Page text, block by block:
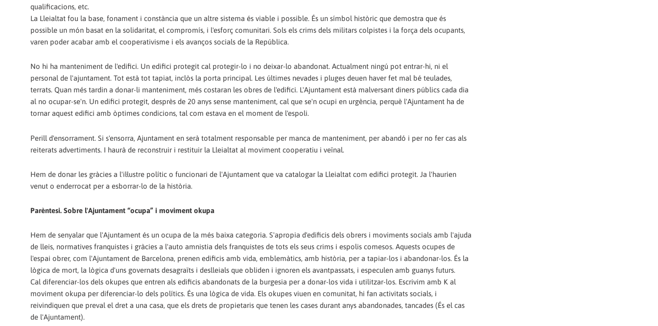
qualificacions, etc.
La Lleialtat fou la base, fonament i constància que un altre sistema és viable i possible. És un símbol històric que demostra que és
possible un món basat en la solidaritat, el compromís, i l'esforç comunitari. Sols els crims dels militars colpistes i la força dels ocupants,
varen poder acabar amb el cooperativisme i els avanços socials de la República.
No hi ha manteniment de l'edifici. Un edifici protegit cal protegir-lo i no deixar-lo abandonat. Actualment ningú pot entrar-hi, ni el
personal de l'ajuntament. Tot està tot tapiat, inclòs la porta principal. Les últimes nevades i pluges deuen haver fet mal bé teulades,
terrats. Quan més tardin a donar-li manteniment, més costaran les obres de l'edifici. L'Ajuntament està malversant diners públics cada dia
al no ocupar-se'n. Un edifici protegit, desprès de 20 anys sense manteniment, cal que se'n ocupi en urgència, perquè l'Ajuntament ha de
tornar aquest edifici amb òptimes condicions, tal com estava en el moment de l'espoli.
Perill d'ensorrament. Si s'ensorra, Ajuntament en serà totalment responsable per manca de manteniment, per abandó i per no fer cas als
reiterats advertiments. I haurà de reconstruir i restituir la Lleialtat al moviment cooperatiu i veïnal.
Hem de donar les gràcies a l'il·lustre polític o funcionari de l'Ajuntament que va catalogar la Lleialtat com edifici protegit. Ja l'haurien
venut o enderrocat per a esborrar-lo de la història.
Parèntesi. Sobre l'Ajuntament “ocupa” i moviment okupa
Hem de senyalar que l'Ajuntament és un ocupa de la més baixa categoria. S'apropia d'edificis dels obrers i moviments socials amb l'ajuda
de lleis, normatives franquistes i gràcies a l'auto amnistia dels franquistes de tots els seus crims i espolis comesos. Aquests ocupes de
l'espai obrer, com l'Ajuntament de Barcelona, prenen edificis amb vida, emblemàtics, amb història, per a tapiar-los i abandonar-los. És la
lògica de mort, la lògica d'uns governats desagraïts i deslleials que obliden i ignoren els avantpassats, i especulen amb guanys futurs.
Cal diferenciar-los dels okupes que entren als edificis abandonats de la burgesia per a donar-los vida i utilitzar-los. Escrivim amb K al
moviment okupa per diferenciar-lo dels polítics. És una lògica de vida. Els okupes viuen en comunitat, hi fan activitats socials, i
reivindiquen que preval el dret a una casa, que els drets de propietaris que tenen les cases durant anys abandonades, tancades (És el cas
de l'Ajuntament).